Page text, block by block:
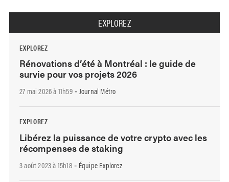
EXPLOREZ
EXPLOREZ
Rénovations d’été à Montréal : le guide de
survie pour vos projets 2026
27 mai 2026 à 11h59- Journal Métro
EXPLOREZ
Libérez la puissance de votre crypto avec les
récompenses de staking
3 août 2023 à 15h18- Équipe Explorez